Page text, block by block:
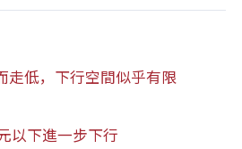
走低，下行空間似乎有限
以下進一步下行